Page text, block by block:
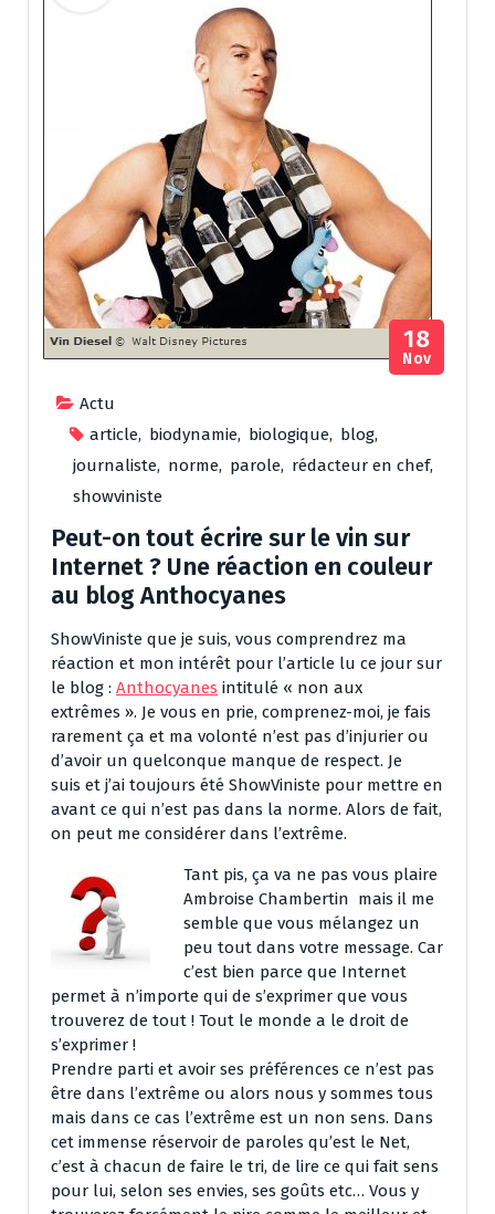
Actu
article, biodynamie, biologique, blog,
journaliste, norme, parole, rédacteur en chef,
showviniste
18
Nov
Peut-on tout écrire sur le vin sur
Internet ? Une réaction en couleur
au blog Anthocyanes
ShowViniste que je suis, vous comprendrez ma
réaction et mon intérêt pour l’article lu ce jour sur
le blog : Anthocyanes intitulé « non aux
extrêmes ». Je vous en prie, comprenez-moi, je fais
rarement ça et ma volonté n’est pas d’injurier ou
d’avoir un quelconque manque de respect. Je
suis et j’ai toujours été ShowViniste pour mettre en
avant ce qui n’est pas dans la norme. Alors de fait,
on peut me considérer dans l’extrême.
Tant pis, ça va ne pas vous plaire
Ambroise Chambertin mais il me
semble que vous mélangez un
peu tout dans votre message. Car
c’est bien parce que Internet
permet à n’importe qui de s’exprimer que vous
trouverez de tout ! Tout le monde a le droit de
s’exprimer !
Prendre parti et avoir ses préférences ce n’est pas
être dans l’extrême ou alors nous y sommes tous
mais dans ce cas l’extrême est un non sens. Dans
cet immense réservoir de paroles qu’est le Net,
c’est à chacun de faire le tri, de lire ce qui fait sens
pour lui, selon ses envies, ses goûts etc… Vous y